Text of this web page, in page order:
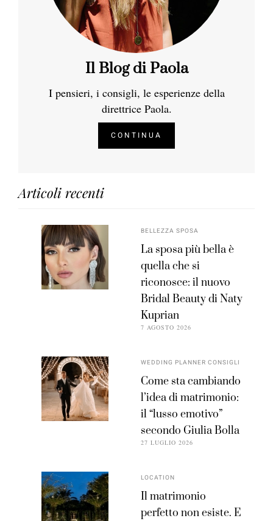
Il Blog di Paola
I pensieri, i consigli, le esperienze della
direttrice Paola.
CONTINUA
Articoli recenti
BELLEZZA SPOSA
La sposa più bella è
quella che si
riconosce: il nuovo
Bridal Beauty di Naty
Kuprian
7 AGOSTO 2026
WEDDING PLANNER CONSIGLI
Come sta cambiando
l’idea di matrimonio:
il “lusso emotivo”
secondo Giulia Bolla
27 LUGLIO 2026
LOCATION
Il matrimonio
perfetto non esiste. E